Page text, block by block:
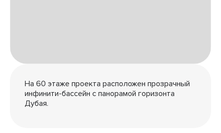
На 60 этаже проекта расположен прозрачный
инфинити-бассейн с панорамой горизонта
Дубая.